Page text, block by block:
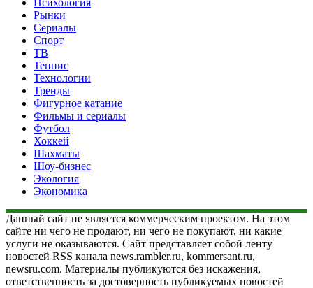
Рынки
Сериалы
Спорт
ТВ
Теннис
Технологии
Тренды
Фигурное катание
Фильмы и сериалы
Футбол
Хоккей
Шахматы
Шоу-бизнес
Экология
Экономика
Данный сайт не является коммерческим проектом. На этом
сайте ни чего не продают, ни чего не покупают, ни какие
услуги не оказываются. Сайт представляет собой ленту
новостей RSS канала news.rambler.ru, kommersant.ru,
newsru.com. Материалы публикуются без искажения,
ответственность за достоверность публикуемых новостей